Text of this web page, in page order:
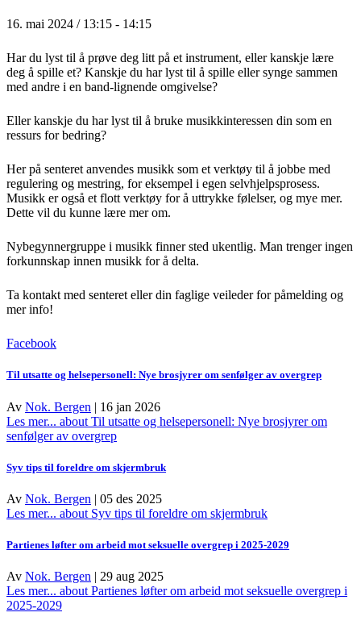
16. mai 2024 / 13:15 - 14:15
Har du lyst til å prøve deg litt på et instrument, eller kanskje lære
deg å spille et? Kanskje du har lyst til å spille eller synge sammen
med andre i en band-lignende omgivelse?
Eller kanskje du har lyst til å bruke musikkinteressen din som en
ressurs for bedring?
Her på senteret anvendes musikk som et verktøy til å jobbe med
regulering og mestring, for eksempel i egen selvhjelpsprosess.
Musikk er også et flott verktøy for å uttrykke følelser, og mye mer.
Dette vil du kunne lære mer om.
Nybegynnergruppe i musikk finner sted ukentlig. Man trenger ingen
forkunnskap innen musikk for å delta.
Ta kontakt med senteret eller din faglige veileder for påmelding og
mer info!
Facebook
Til utsatte og helsepersonell: Nye brosjyrer om senfølger av overgrep
Av Nok. Bergen | 16 jan 2026
Les mer... about Til utsatte og helsepersonell: Nye brosjyrer om
senfølger av overgrep
Syv tips til foreldre om skjermbruk
Av Nok. Bergen | 05 des 2025
Les mer... about Syv tips til foreldre om skjermbruk
Partienes løfter om arbeid mot seksuelle overgrep i 2025-2029
Av Nok. Bergen | 29 aug 2025
Les mer... about Partienes løfter om arbeid mot seksuelle overgrep i
2025-2029